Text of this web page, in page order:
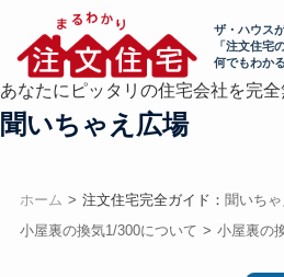
ザ・ハウス
「注文住宅
何でもわか
あなたにピッタリの住宅会社を完全
聞いちゃえ広場
ホーム 注文住宅完全ガイド： 聞いち
小屋裏の換気1/300について
小屋裏の